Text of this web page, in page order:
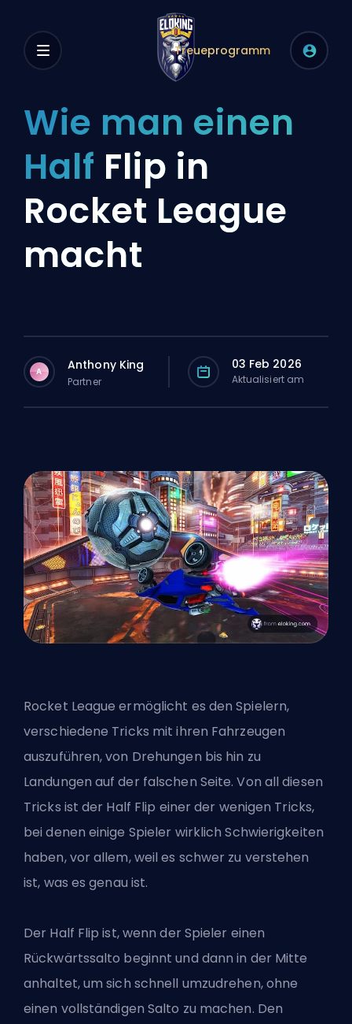
Treueprogramm
Wie man einen
Half Flip in
Rocket League
macht
A Anthony King
Partner
03 Feb 2026
Aktualisiert am
Rocket League ermöglicht es den Spielern,
verschiedene Tricks mit ihren Fahrzeugen
auszuführen, von Drehungen bis hin zu
Landungen auf der falschen Seite. Von all diesen
Tricks ist der Half Flip einer der wenigen Tricks,
bei denen einige Spieler wirklich Schwierigkeiten
haben, vor allem, weil es schwer zu verstehen
ist, was es genau ist.
Der Half Flip ist, wenn der Spieler einen
Rückwärtssalto beginnt und dann in der Mitte
anhaltet, um sich schnell umzudrehen, ohne
einen vollständigen Salto zu machen. Den